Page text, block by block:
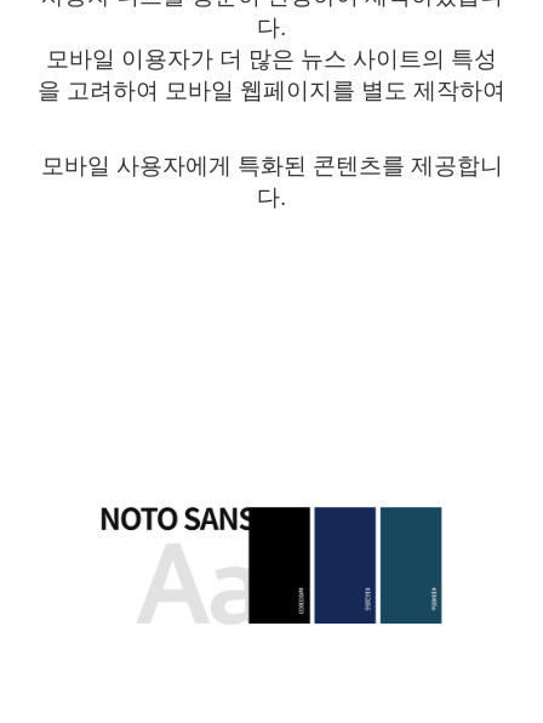
다.
모바일 이용자가 더 많은 뉴스 사이트의 특성
을 고려하여 모바일 웹페이지를 별도 제작하여
모바일 사용자에게 특화된 콘텐츠를 제공합니
다.